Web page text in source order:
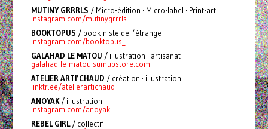
MUTINY GRRRLS / Micro-édition · Micro-label · Print-art
instagram.com/mutinygrrrls
BOOKTOPUS / bookiniste de l’étrange
instagram.com/booktopus_
GALAHAD LE MATOU / illustration · artisanat
galahad-le-matou.sumupstore.com
ATELIER ARTI’CHAUD / création · illustration
linktr.ee/atelierartichaud
ANOYAK/ illustration
instagram.com/anoyak
REBEL GIRL/ collectif